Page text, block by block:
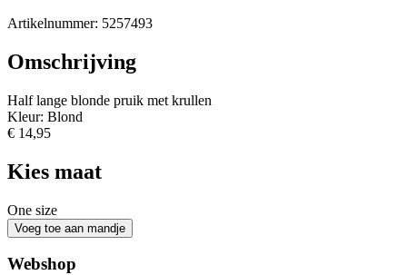
Artikelnummer: 5257493
Omschrijving
Half lange blonde pruik met krullen
Kleur: Blond
€ 14,95
Kies maat
One size
Webshop